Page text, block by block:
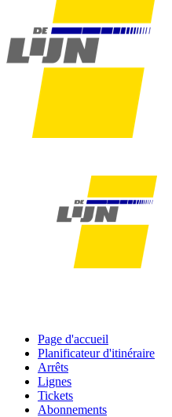
Page d'accueil
Planificateur d'itinéraire
Arrêts
Lignes
Tickets
Abonnements